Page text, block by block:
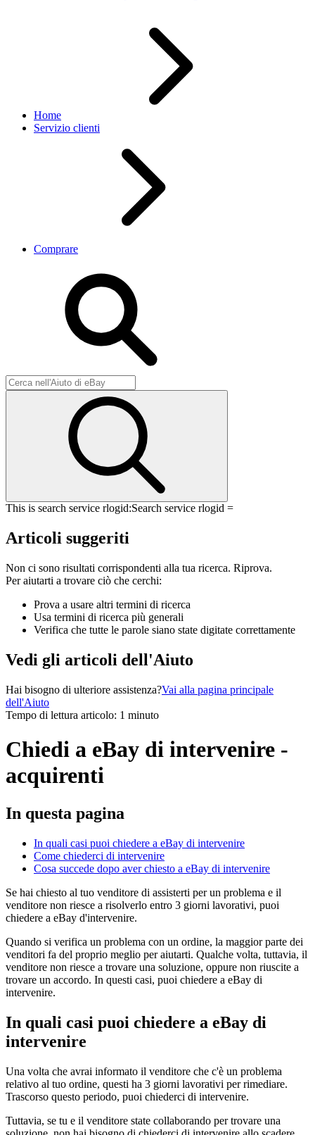
Home
Servizio clienti
Comprare
This is search service rlogid:Search service rlogid =
Articoli suggeriti
Non ci sono risultati corrispondenti alla tua ricerca. Riprova.
Per aiutarti a trovare ciò che cerchi:
Prova a usare altri termini di ricerca
Usa termini di ricerca più generali
Verifica che tutte le parole siano state digitate correttamente
Vedi gli articoli dell'Aiuto
Hai bisogno di ulteriore assistenza?Vai alla pagina principale
dell'Aiuto
Tempo di lettura articolo: 1 minuto
Chiedi a eBay di intervenire -
acquirenti
In questa pagina
In quali casi puoi chiedere a eBay di intervenire
Come chiederci di intervenire
Cosa succede dopo aver chiesto a eBay di intervenire
Se hai chiesto al tuo venditore di assisterti per un problema e il
venditore non riesce a risolverlo entro 3 giorni lavorativi, puoi
chiedere a eBay d'intervenire.
Quando si verifica un problema con un ordine, la maggior parte dei
venditori fa del proprio meglio per aiutarti. Qualche volta, tuttavia, il
venditore non riesce a trovare una soluzione, oppure non riuscite a
trovare un accordo. In questi casi, puoi chiedere a eBay di
intervenire.
In quali casi puoi chiedere a eBay di
intervenire
Una volta che avrai informato il venditore che c'è un problema
relativo al tuo ordine, questi ha 3 giorni lavorativi per rimediare.
Trascorso questo periodo, puoi chiederci di intervenire.
Tuttavia, se tu e il venditore state collaborando per trovare una